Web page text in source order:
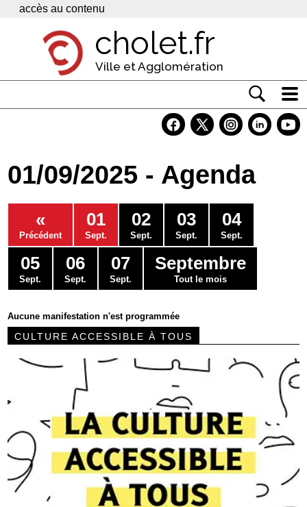
Panneau de gestion des cookies
accès au contenu
cholet.fr
Ville et Agglomération
Economie
Services
Contacts
01/09/2025 - Agenda
«
Précédent
01
Sept.
02
Sept.
03
Sept.
04
Sept.
05
Sept.
06
Sept.
07
Sept.
Septembre
Tout le mois
Aucune manifestation n'est programmée
CULTURE ACCESSIBLE À TOUS